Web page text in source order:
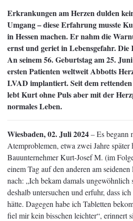
Erkrankungen am Herzen dulden
Umgang – diese Erfahrung musste
in Hessen machen. Er nahm die
ernst und geriet in Lebensgefahr. Die
An seinem 56. Geburtstag am 25.
ersten Patienten weltweit Abbotts
LVAD implantiert. Seit dem
lebt Kurt ohne Puls aber mit der
normales Leben.
Wiesbaden, 02. Juli 2024– Es begann
Atemproblemen, etwa zwei Jahre später
Bauunternehmer Kurt-Josef M. (im
einem Tag auf den anderen am
nach: „Ich bekam damals
deshalb untersuchen und erfuhr, dass
hätte. Dagegen habe ich Tabletten
fiel mir kein bisschen leichter“, erinnert